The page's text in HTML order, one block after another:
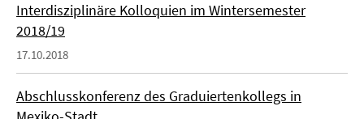
Interdisziplinäre Kolloquien im Wintersemester
2018/19
17.10.2018
Abschlusskonferenz des Graduiertenkollegs in